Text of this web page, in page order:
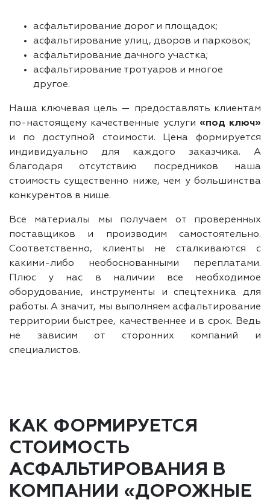
асфальтирование дорог и площадок;
асфальтирование улиц, дворов и парковок;
асфальтирование дачного участка;
асфальтирование тротуаров и многое
другое.
Наша ключевая цель — предоставлять клиентам
по-настоящему качественные услуги «под ключ»
и по доступной стоимости. Цена формируется
индивидуально для каждого заказчика. А
благодаря отсутствию посредников наша
стоимость существенно ниже, чем у большинства
конкурентов в нише.
Все материалы мы получаем от проверенных
поставщиков и производим самостоятельно.
Соответственно, клиенты не сталкиваются с
какими-либо необоснованными переплатами.
Плюс у нас в наличии все необходимое
оборудование, инструменты и спецтехника для
работы. А значит, мы выполняем асфальтирование
территории быстрее, качественнее и в срок. Ведь
не зависим от сторонних компаний и
специалистов.
КАК ФОРМИРУЕТСЯ
СТОИМОСТЬ
АСФАЛЬТИРОВАНИЯ В
КОМПАНИИ «ДОРОЖНЫЕ